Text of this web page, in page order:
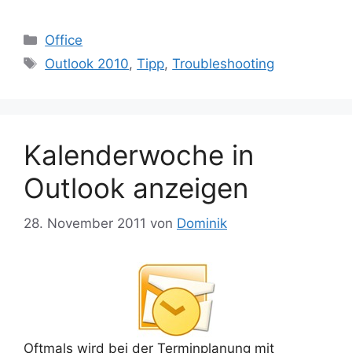
Kategorien
Office
Schlagwörter
Outlook 2010,Tipp,Troubleshooting
Kalenderwoche in
Outlook anzeigen
28. November 2011 von Dominik
Oftmals wird bei der Terminplanung mit